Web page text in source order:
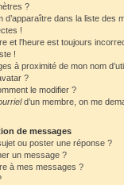
?
d’apparaître dans la liste des
!
et l’heure est toujours
!
à proximité de mon nom
?
le modifier ?
d’un membre, on me
de messages
ou poster une réponse ?
un message ?
à mes messages ?